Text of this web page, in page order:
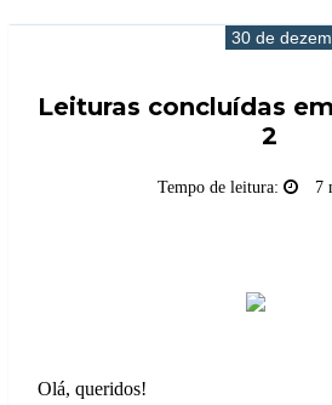
30 de
Leituras concluídas
2
Tempo de leitura: 7
Olá, queridos!